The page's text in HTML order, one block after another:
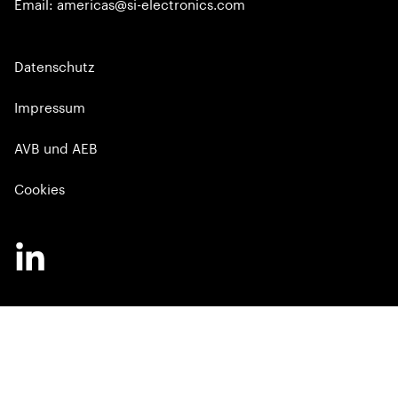
Email: americas@si-electronics.com
Datenschutz
Impressum
AVB und AEB
Cookies